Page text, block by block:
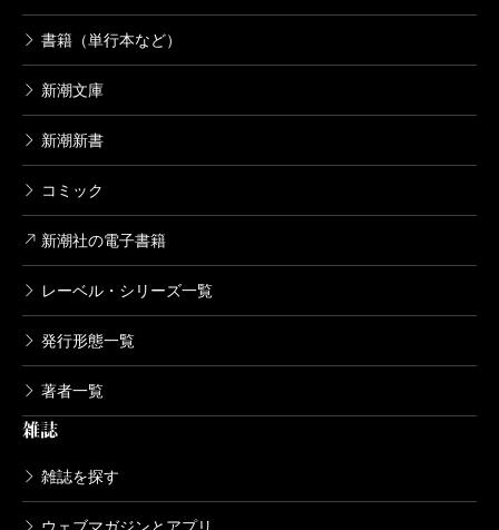
書籍（単行本など）
新潮文庫
新潮新書
コミック
新潮社の電子書籍
レーベル・シリーズ一覧
発行形態一覧
著者一覧
雑誌
雑誌を探す